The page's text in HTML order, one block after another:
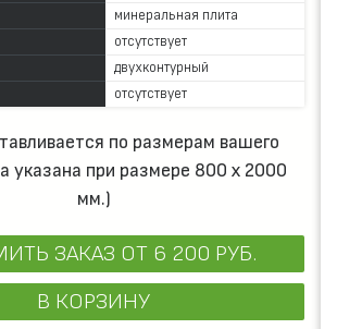
минеральная плита
отсутствует
двухконтурный
отсутствует
по размерам вашего
указана при размере 800 х 2000
мм.)
ЗАКАЗ ОТ 6 200 РУБ.
В КОРЗИНУ